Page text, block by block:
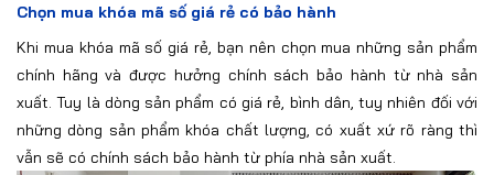
Chọn mua khóa mã số giá rẻ có bảo hành
Khi mua khóa mã số giá rẻ, bạn nên chọn mua những sản phẩm
chính hãng và được hưởng chính sách bảo hành từ nhà sản
xuất. Tuy là dòng sản phẩm có giá rẻ, bình dân, tuy nhiên đối với
những dòng sản phẩm khóa chất lượng, có xuất xứ rõ ràng thì
vẫn sẽ có chính sách bảo hành từ phía nhà sản xuất.